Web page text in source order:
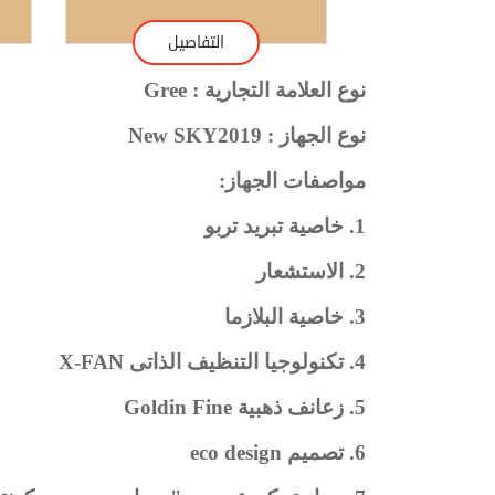
التفاصيل
نوع العلامة التجارية : Gree
نوع الجهاز : New SKY2019
مواصفات الجهاز:
1. خاصية تبريد تربو
2. الاستشعار
3. خاصية البلازما
4. تكنولوجيا التنظيف الذاتى X-FAN
5. زعانف ذهبية Goldin Fine
6. تصميم eco design